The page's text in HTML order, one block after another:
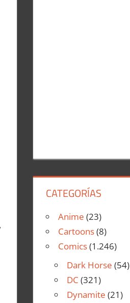
CATEGORÍAS
Anime (23)
Cartoons(8)
Comics(1.246)
Dark Horse (54)
DC (321)
Dynamite (21)